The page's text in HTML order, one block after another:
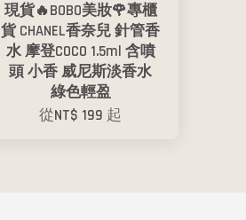
現貨🔥BOBO美妝🌹專櫃
貨 CHANEL香奈兒 針管香
水 摩登COCO 1.5ml 含噴
頭 小香 威尼斯淡香水
綠色輕盈
從NT$ 199 起